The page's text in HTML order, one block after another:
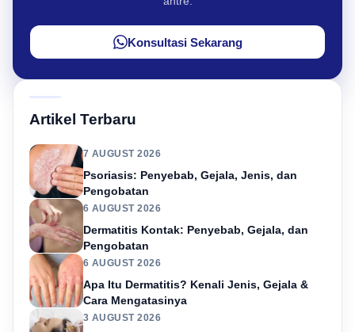
Konsultasi Sekarang
Artikel Terbaru
7 AUGUST 2026
Psoriasis: Penyebab, Gejala, Jenis, dan
Pengobatan
6 AUGUST 2026
Dermatitis Kontak: Penyebab, Gejala, dan
Pengobatan
6 AUGUST 2026
Apa Itu Dermatitis? Kenali Jenis, Gejala &
Cara Mengatasinya
3 AUGUST 2026